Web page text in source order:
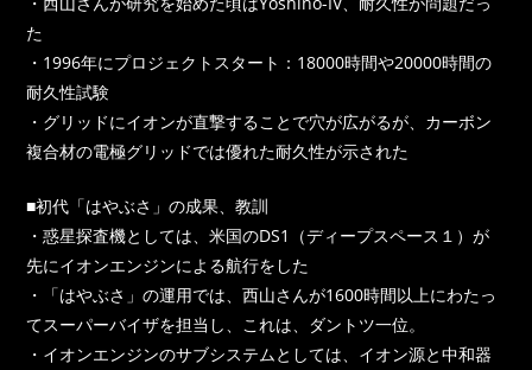
た
・1996年にプロジェクトスタート：18000時間や20000時間の
耐久性試験
・グリッドにイオンが直撃することで穴が広がるが、カーボン
複合材の電極グリッドでは優れた耐久性が示された
■初代「はやぶさ」の成果、教訓
・惑星探査機としては、米国のDS1（ディープスペース１）が
先にイオンエンジンによる航行をした
・「はやぶさ」の運用では、西山さんが1600時間以上にわたっ
てスーパーバイザを担当し、これは、ダントツ一位。
・イオンエンジンのサブシステムとしては、イオン源と中和器